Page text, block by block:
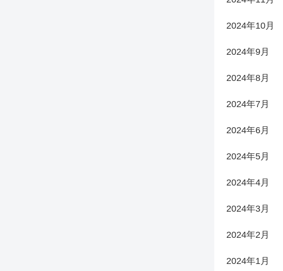
2024年10月
2024年9月
2024年8月
2024年7月
2024年6月
2024年5月
2024年4月
2024年3月
2024年2月
2024年1月